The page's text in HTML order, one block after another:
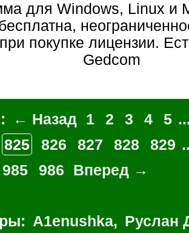
покупке лицензии.
Gedcom
← Назад 1 2 3 4 5
825 826 827 828 829
985 986 Вперед →
A1enushka, Руслан